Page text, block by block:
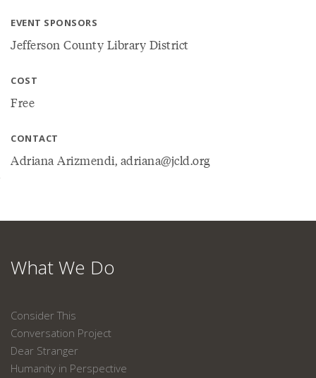
EVENT SPONSORS
Jefferson County Library District
COST
Free
CONTACT
Adriana Arizmendi, adriana@jcld.org
What We Do
Consider This
Conversation Project
Dear Stranger
Humanity in Perspective